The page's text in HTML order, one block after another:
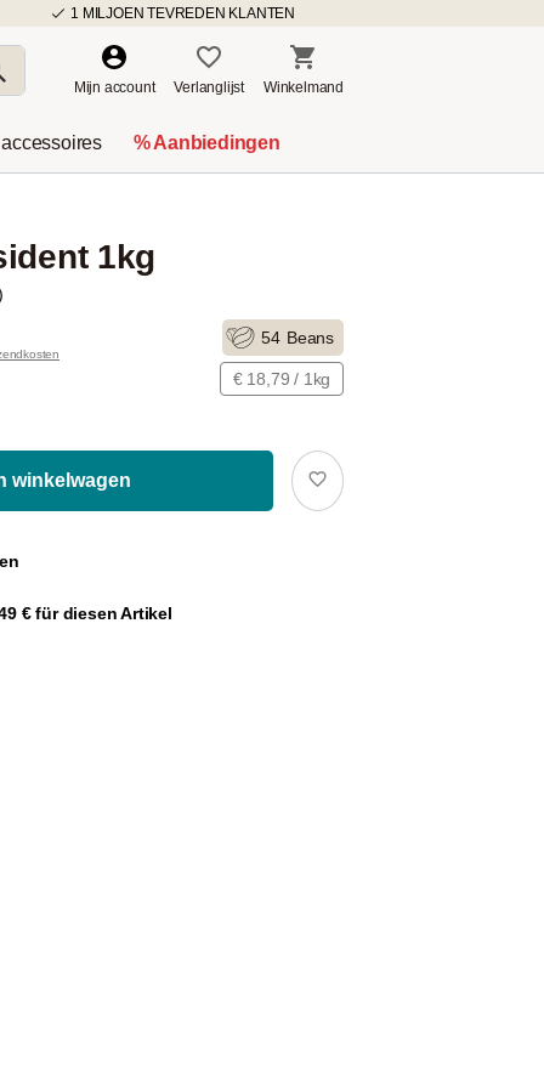
1 MILJOEN TEVREDEN KLANTEN
Mijn account Verlanglijst Winkelmand
% Aanbiedingen
1kg
54 Beans
€ 18,79 / 1kg
winkelwagen
€ für diesen Artikel